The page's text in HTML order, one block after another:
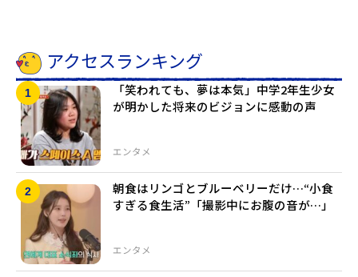
アクセスランキング
エンタメ
「笑われても、夢は本気」中学2年生少女
が明かした将来のビジョンに感動の声
エンタメ
朝食はリンゴとブルーベリーだけ…“小食
すぎる食生活”「撮影中にお腹の音が…」